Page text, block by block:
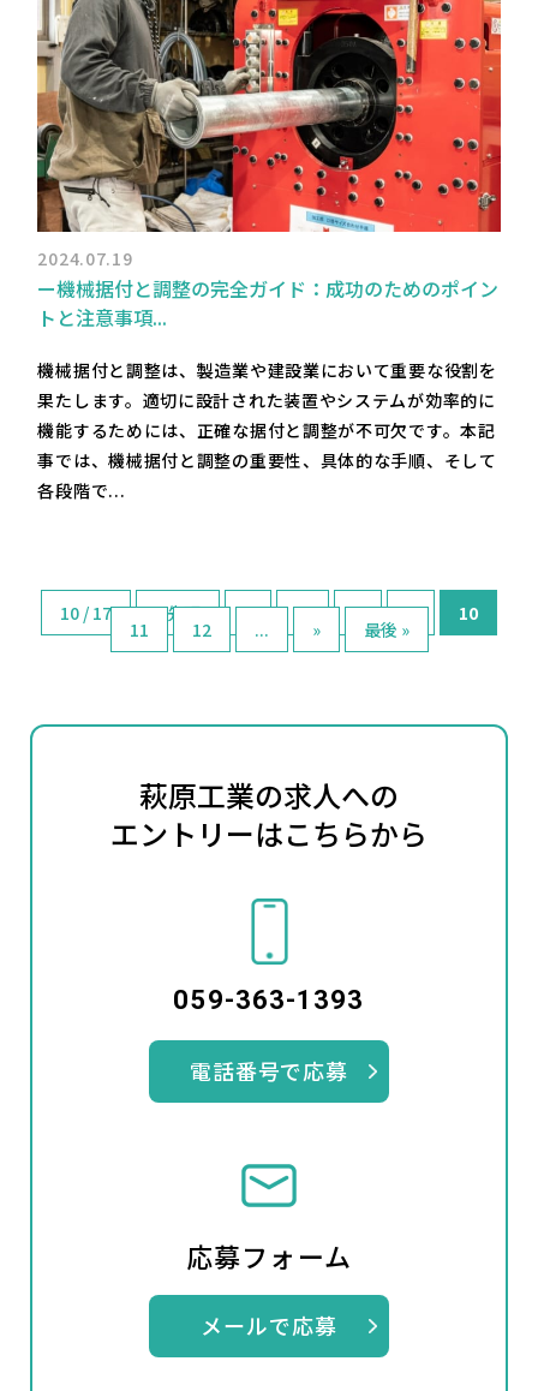
2024.07.19
ー機械据付と調整の完全ガイド：成功のためのポイン
トと注意事項...
機械据付と調整は、製造業や建設業において重要な役割を
果たします。適切に設計された装置やシステムが効率的に
機能するためには、正確な据付と調整が不可欠です。本記
事では、機械据付と調整の重要性、具体的な手順、そして
各段階で...
10 / 17 « 先頭 « ... 8 9 10
11 12 ... » 最後 »
萩原工業の求人への
エントリーはこちらから
059-363-1393
電話番号で応募
応募フォーム
メールで応募